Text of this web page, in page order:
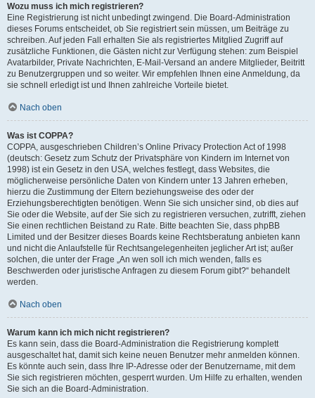
Wozu muss ich mich registrieren?
Eine Registrierung ist nicht unbedingt zwingend. Die Board-Administration
dieses Forums entscheidet, ob Sie registriert sein müssen, um Beiträge zu
schreiben. Auf jeden Fall erhalten Sie als registriertes Mitglied Zugriff auf
zusätzliche Funktionen, die Gästen nicht zur Verfügung stehen: zum Beispiel
Avatarbilder, Private Nachrichten, E-Mail-Versand an andere Mitglieder, Beitritt
zu Benutzergruppen und so weiter. Wir empfehlen Ihnen eine Anmeldung, da
sie schnell erledigt ist und Ihnen zahlreiche Vorteile bietet.
Nach oben
Was ist COPPA?
COPPA, ausgeschrieben Children’s Online Privacy Protection Act of 1998
(deutsch: Gesetz zum Schutz der Privatsphäre von Kindern im Internet von
1998) ist ein Gesetz in den USA, welches festlegt, dass Websites, die
möglicherweise persönliche Daten von Kindern unter 13 Jahren erheben,
hierzu die Zustimmung der Eltern beziehungsweise des oder der
Erziehungsberechtigten benötigen. Wenn Sie sich unsicher sind, ob dies auf
Sie oder die Website, auf der Sie sich zu registrieren versuchen, zutrifft, ziehen
Sie einen rechtlichen Beistand zu Rate. Bitte beachten Sie, dass phpBB
Limited und der Besitzer dieses Boards keine Rechtsberatung anbieten kann
und nicht die Anlaufstelle für Rechtsangelegenheiten jeglicher Art ist; außer
solchen, die unter der Frage „An wen soll ich mich wenden, falls es
Beschwerden oder juristische Anfragen zu diesem Forum gibt?“ behandelt
werden.
Nach oben
Warum kann ich mich nicht registrieren?
Es kann sein, dass die Board-Administration die Registrierung komplett
ausgeschaltet hat, damit sich keine neuen Benutzer mehr anmelden können.
Es könnte auch sein, dass Ihre IP-Adresse oder der Benutzername, mit dem
Sie sich registrieren möchten, gesperrt wurden. Um Hilfe zu erhalten, wenden
Sie sich an die Board-Administration.